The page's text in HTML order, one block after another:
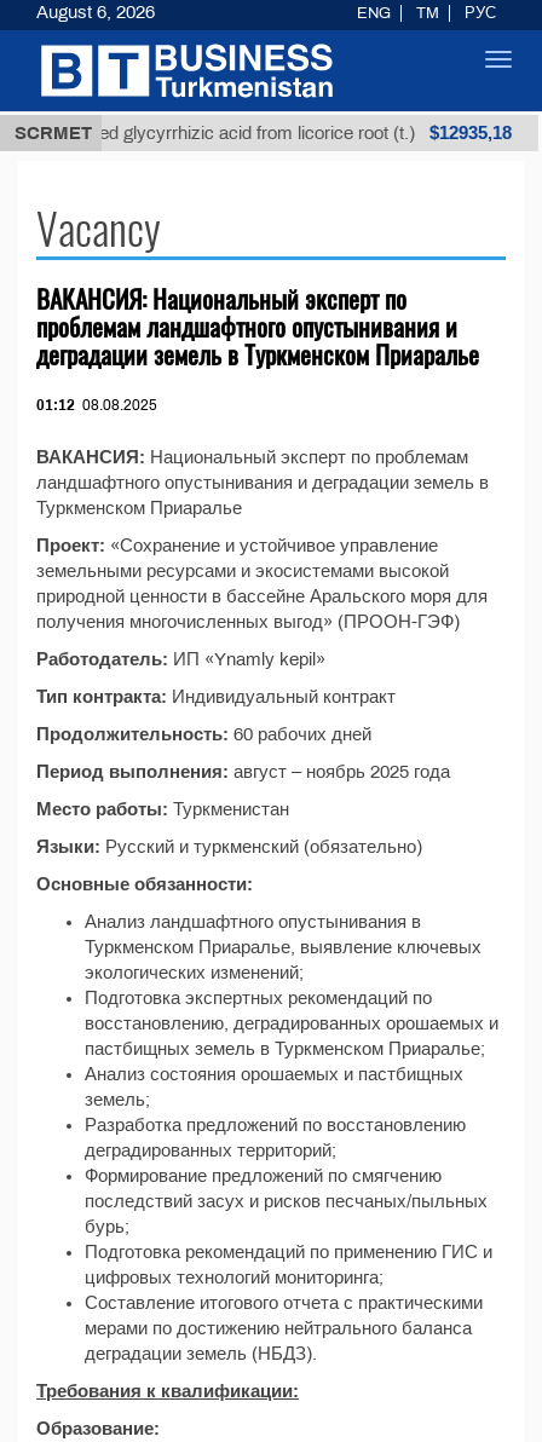
SCRMET
Unrefined glycyrrhizic acid from licorice root (t.) $12935,18
Vacancy
ВАКАНСИЯ: Национальный эксперт по
проблемам ландшафтного опустынивания и
деградации земель в Туркменском Приаралье
01:12 08.08.2025
ВАКАНСИЯ: Национальный эксперт по проблемам
ландшафтного опустынивания и деградации земель в
Туркменском Приаралье
Проект: «Сохранение и устойчивое управление
земельными ресурсами и экосистемами высокой
природной ценности в бассейне Аральского моря для
получения многочисленных выгод» (ПРООН-ГЭФ)
Работодатель: ИП «Ynamly kepil»
Тип контракта: Индивидуальный контракт
Продолжительность: 60 рабочих дней
Период выполнения: август – ноябрь 2025 года
Место работы: Туркменистан
Языки: Русский и туркменский (обязательно)
Основные обязанности:
Анализ ландшафтного опустынивания в
Туркменском Приаралье, выявление ключевых
экологических изменений;
Подготовка экспертных рекомендаций по
восстановлению, деградированных орошаемых и
пастбищных земель в Туркменском Приаралье;
Анализ состояния орошаемых и пастбищных
земель;
Разработка предложений по восстановлению
деградированных территорий;
Формирование предложений по смягчению
последствий засух и рисков песчаных/пыльных
бурь;
Подготовка рекомендаций по применению ГИС и
цифровых технологий мониторинга;
Составление итогового отчета с практическими
мерами по достижению нейтрального баланса
деградации земель (НБДЗ).
Требования к квалификации:
Образование:
August 6, 2026 ENG TM РУС